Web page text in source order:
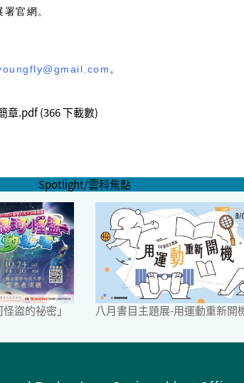
官網。
。
章.pdf (366 下載數)
Spotlight/雲科焦點
盜的祕密」 八月書目主題展-用運動重新開